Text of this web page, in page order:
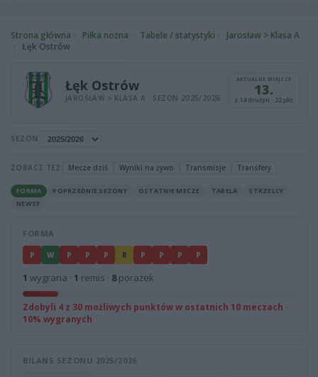
Strona główna Piłka nożna Tabele / statystyki
Jarosław > Klasa A
Łęk Ostrów
Łęk Ostrów
JAROSŁAW > KLASA A · SEZON 2025/2026
AKTUALNE MIEJSCE
13.
z 14 drużyn · 22 pkt
SEZON
ZOBACZ TEŻ: Mecze dziś Wyniki na żywo Transmisje Transfery
FORMA POPRZEDNIE SEZONY OSTATNIE MECZE TABELA
STRZELCY
NEWSY
FORMA
P W P P P R P P P P
1 wygrana · 1 remis · 8porażek
Zdobyli 4 z 30 możliwych punktów w ostatnich 10 meczach ·
10% wygranych
BILANS SEZONU 2025/2026